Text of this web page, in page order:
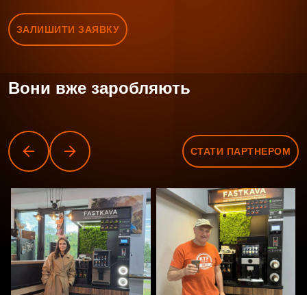
ЗАЛИШИТИ ЗАЯВКУ
Вони вже заробляють
СТАТИ ПАРТНЕРОМ